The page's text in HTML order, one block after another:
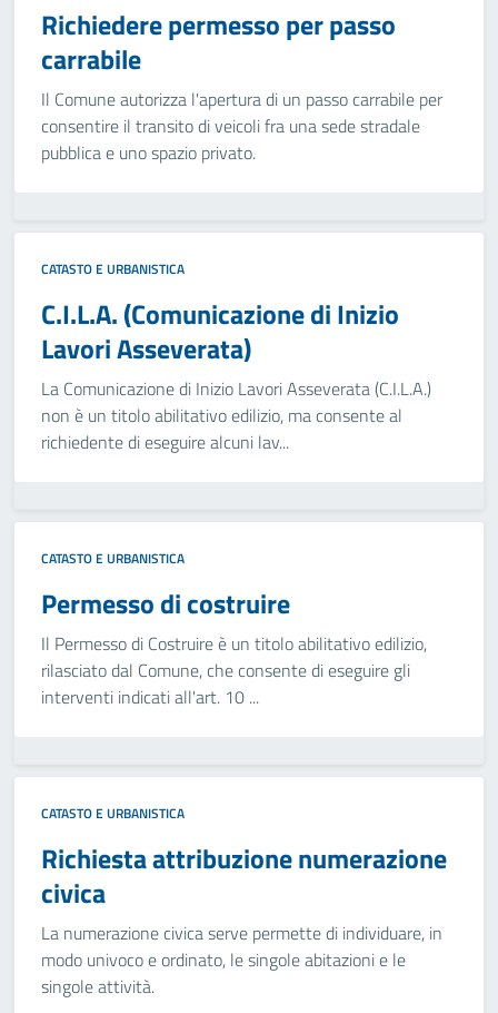
Richiedere permesso per passo
carrabile
Il Comune autorizza l'apertura di un passo carrabile per
consentire il transito di veicoli fra una sede stradale
pubblica e uno spazio privato.
CATASTO E URBANISTICA
C.I.L.A. (Comunicazione di Inizio
Lavori Asseverata)
La Comunicazione di Inizio Lavori Asseverata (C.I.L.A.)
non è un titolo abilitativo edilizio, ma consente al
richiedente di eseguire alcuni lav...
CATASTO E URBANISTICA
Permesso di costruire
Il Permesso di Costruire è un titolo abilitativo edilizio,
rilasciato dal Comune, che consente di eseguire gli
interventi indicati all'art. 10 ...
CATASTO E URBANISTICA
Richiesta attribuzione numerazione
civica
La numerazione civica serve permette di individuare, in
modo univoco e ordinato, le singole abitazioni e le
singole attività.